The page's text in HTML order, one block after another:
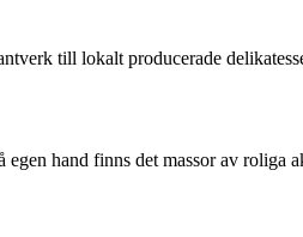
till lokalt producerade
egen hand finns det massor av